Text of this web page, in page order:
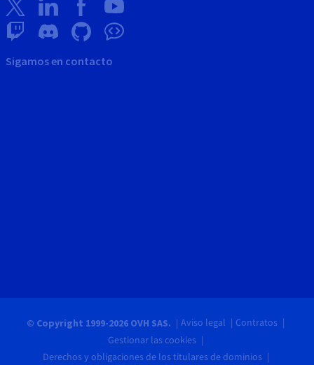
Sigamos en contacto
© Copyright 1999-2026 OVH SAS. Aviso legal
Contratos
Gestionar las cookies
Derechos y obligaciones de los titulares de dominios